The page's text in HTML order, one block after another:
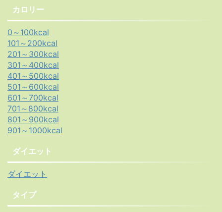
カロリー
0～100kcal
101～200kcal
201～300kcal
301～400kcal
401～500kcal
501～600kcal
601～700kcal
701～800kcal
801～900kcal
901～1000kcal
ダイエット
ダイエット
タイプ